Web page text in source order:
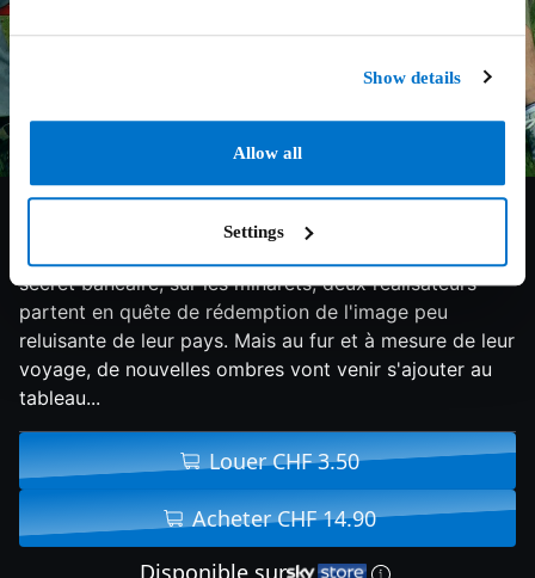
Show details
Allow all
Settings
3/10 2012 88 min Documentaire
secret bancaire, sur les minarets, deux réalisateurs
partent en quête de rédemption de l'image peu
reluisante de leur pays. Mais au fur et à mesure de leur
voyage, de nouvelles ombres vont venir s'ajouter au
tableau...
Louer CHF 3.50
Acheter CHF 14.90
Disponible sur